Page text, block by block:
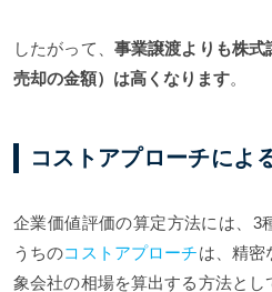
したがって、 事業譲渡よりも株
売却の金額）は高くなります。
コストアプローチによ
企業価値評価の算定方法には、3
うちのコストアプローチは、精密
象会社の相場を算出する方法と